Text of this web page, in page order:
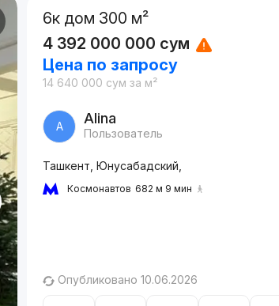
6к дом 300 м²
4 392 000 000 сум
Цена по запросу
14 640 000 сум за м²
A Alina
Пользователь
Ташкент, Юнусабадский,
Космонавтов 682 м 9 мин
Опубликовано 10.06.2026